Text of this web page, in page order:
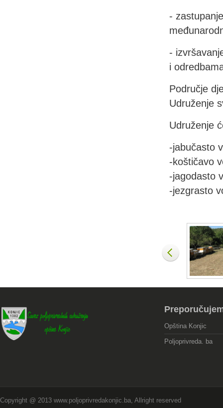
-
-
i
Područje
Udruženje
Udruženje
-jabučasto
-koštičavo
-jagodasto
-jezgrasto
Opština Konjic
Poljoprivreda. ba
Copyright @ 2013 www.poljoprivredakonjic.ba, Allright reserved